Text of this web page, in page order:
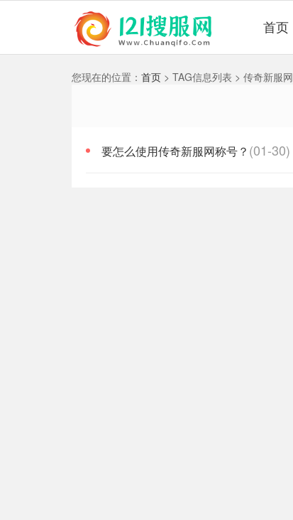
首页
您现在的位置： 首页 > TAG信息列表 > 传奇新服网
要怎么使用传奇新服网称号？ (01-30)